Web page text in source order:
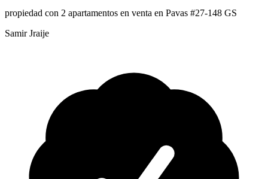
propiedad con 2 apartamentos en venta en Pavas #27-148 GS
Samir Jraije